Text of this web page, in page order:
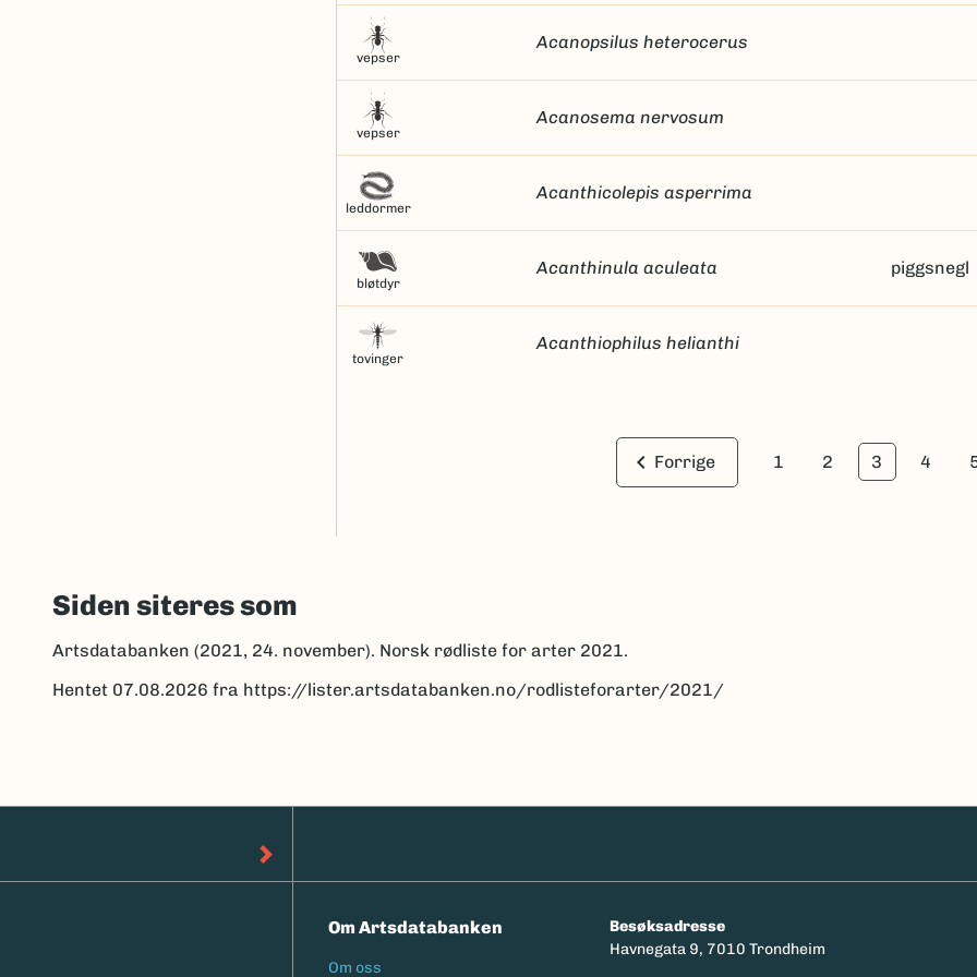
vepser
Acanopsilus heterocerus
vepser
Acanosema nervosum
leddormer
Acanthicolepis asperrima
bløtdyr
Acanthinula aculeata piggsnegl
tovinger
Acanthiophilus helianthi
keyboard_arrow_left Forrige 1 2 3 4
Siden siteres som
Artsdatabanken (2021, 24. november). Norsk rødliste for arter 2021.
Hentet 07.08.2026 fra https://lister.artsdatabanken.no/rodlisteforarter/2021/
Om Artsdatabanken
Om oss
Besøksadresse
Havnegata 9, 7010 Trondheim